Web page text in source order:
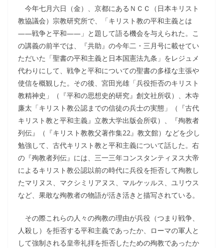
今年七月六日（金）、京都にあるＮＣＣ（日本キリスト
教協議会）宗教研究所で、「キリスト教の平和主義とは
――戦争と平和――」と題して語る機会を与えられた。こ
の講義の前半では、『共助』の今年二・三月号に載せてい
ただいた「聖書の平和主義と日本国憲法九条」をレジュメ
代わりにして、戦争と平和についての聖書の多様な主張や
使信を概観した。その後、宮田光雄「兵役拒否のキリスト
教精神史」（『平和の思想史的研究』創文社所収）、木寺
廉太「キリスト教公認までの信徒の兵士の実態」（『古代
キリスト教と平和主義』立教大学出版会所収）、『殉教者
列伝』（『キリスト教教父著作集22』教文館）などを少し
勉強して、古代キリスト教と平和主義について話した。右
の『殉教者列伝』には、三一三年コンスタンティヌス大帝
によるキリスト教公認以前の時代に兵役を拒否して殉教し
たマリヌス、マクシミリアヌス、マルケッルス、ユリウス
など、果敢な殉教者の物語が活き活きと描写されている。
その際これらの人々の殉教の理由が兵役（つまり戦争、
人殺し）を拒否する平和主義であったか、ローマの軍人と
して強制される皇帝礼拝を拒否したための殉教であったか